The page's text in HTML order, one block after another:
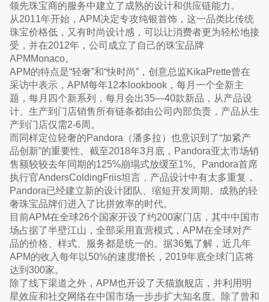
领先珠宝商的服务中建立了成熟的设计和供应链能力。
从2011年开始，APM决定专攻纯银首饰，这一品类比传统
珠宝价格低，又有时尚设计感，可以让消费者更为轻松地接
受，并在2012年，公司成立了自己的珠宝品牌
APMMonaco。
APM的特点是“轻奢”和“快时尚”，创意总监KikaPrette曾在
采访中表示，APM每年12本lookbook，每月一个全新主
题，每月四个新系列，每月会出35—40款新品，从产品设
计、生产到门店销售所有链条都由公司内部负责，产品从生
产到门店仅需2-6周。
而同样定位轻奢的Pandora（潘多拉）也意识到了“加紧产
品创新”的重要性。截至2018年3月底，Pandora亚太市场销
售额较较去年同期的125%崩塌式放缓至1%。Pandora首席
执行官AndersColdingFriis坦言，产品设计中有太多重复，
Pandora已经建立新的设计团队、缩短开发周期。成熟的轻
奢珠宝品牌们进入了比拼效率的时代。
目前APM在全球26个国家开设了约200家门店，其中中国市
场占据了半壁江山，全部采用直营模式，APM在全球对产
品的价格、样式、服务都是统一的。据36氪了解，近几年
APM的收入每年以50%的速度增长，2019年底全球门店将
达到300家。
除了线下渠道之外，APM也开设了天猫旗舰店，并利用明
星效应和社交网络在中国市场一步步扩大知名度。除了曾和